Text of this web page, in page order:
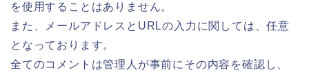
を使用することはありません。
また、メールアドレスとURLの入力に関しては、任意
となっております。
全てのコメントは管理人が事前にその内容を確認し、